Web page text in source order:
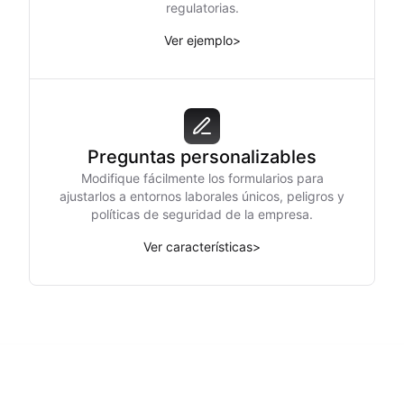
regulatorias.
Ver ejemplo>
Preguntas personalizables
Modifique fácilmente los formularios para
ajustarlos a entornos laborales únicos, peligros y
políticas de seguridad de la empresa.
Ver características>